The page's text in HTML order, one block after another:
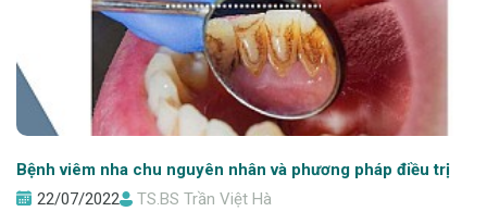
Bệnh viêm nha chu nguyên nhân và phương pháp điều trị
22/07/2022
TS.BS Trần Việt Hà